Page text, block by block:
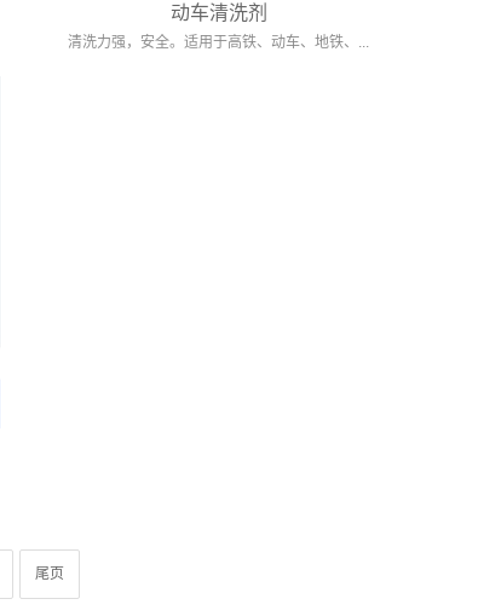
动车清洗剂
清洗力强，安全。适用于高铁、动车、地铁、...
尾页